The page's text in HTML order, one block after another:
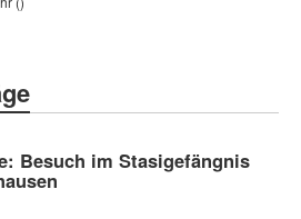
Besuch im Stasigefängnis